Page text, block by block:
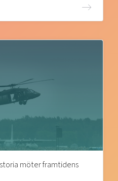
möter framtidens